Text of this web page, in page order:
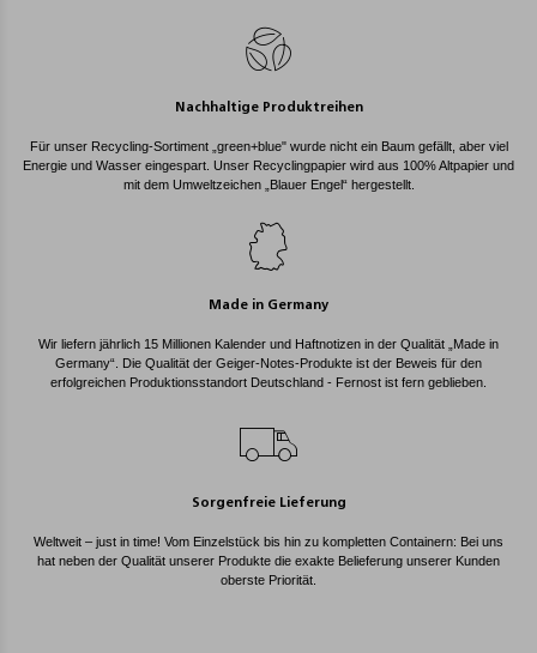
Nachhaltige Produktreihen
Für unser Recycling-Sortiment „green+blue" wurde nicht ein Baum gefällt, aber viel
Energie und Wasser eingespart. Unser Recyclingpapier wird aus 100% Altpapier und
mit dem Umweltzeichen „Blauer Engel“ hergestellt.
Made in Germany
Wir liefern jährlich 15 Millionen Kalender und Haftnotizen in der Qualität „Made in
Germany“. Die Qualität der Geiger-Notes-Produkte ist der Beweis für den
erfolgreichen Produktionsstandort Deutschland - Fernost ist fern geblieben.
Sorgenfreie Lieferung
Weltweit – just in time! Vom Einzelstück bis hin zu kompletten Containern: Bei uns
hat neben der Qualität unserer Produkte die exakte Belieferung unserer Kunden
oberste Priorität.